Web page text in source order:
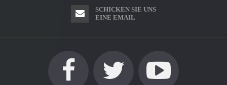
SCHICKEN SIE UNS
EINE EMAIL